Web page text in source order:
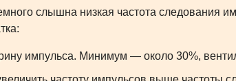
слышна низкая частота следования
импульса. Минимум — около 30%,